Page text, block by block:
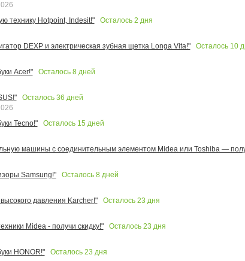
технику Hotpoint, Indesit!"
Осталось 2 дня
DEXP и электрическая зубная щетка Longa Vita!" Осталось 10
Acer!" Осталось 8дней
Осталось 36 дней
Tecno!"
Осталось 15 дней
машины с соединительным элементом Midea или Toshiba —
Samsung!" Осталось 8дней
давления Karcher!" Осталось 23 дня
Midea - получи скидку!" Осталось 23 дня
HONOR!" Осталось 23 дня